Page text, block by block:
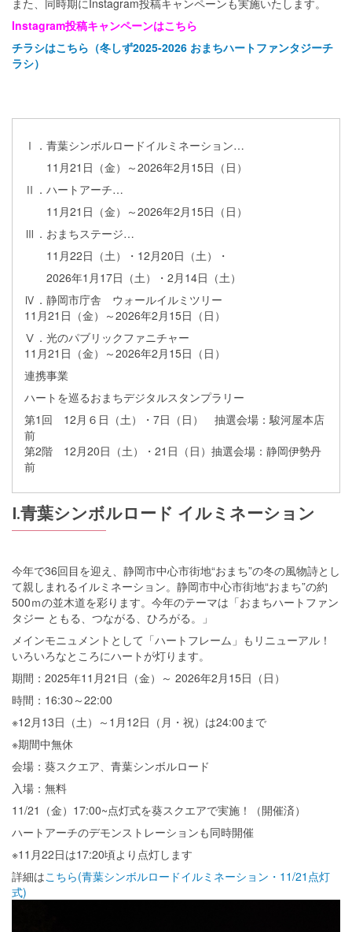
Instagram投稿キャンペーンはこちら
チラシはこちら（冬しず2025-2026 おまちハートファンタジーチ
ラシ）
Ⅰ．青葉シンボルロードイルミネーション…
11月21日（金）～2026年2月15日（日）
Ⅱ．ハートアーチ…
11月21日（金）～2026年2月15日（日）
Ⅲ．おまちステージ…
11月22日（土）・12月20日（土）・
2026年1月17日（土）・2月14日（土）
Ⅳ．静岡市庁舎 ウォールイルミツリー
11月21日（金）～2026年2月15日（日）
Ⅴ．光のパブリックファニチャー
11月21日（金）～2026年2月15日（日）
連携事業
ハートを巡るおまちデジタルスタンプラリー
第1回 12月６日（土）・7日（日） 抽選会場：駿河屋本店
前
第2階 12月20日（土）・21日（日）抽選会場：静岡伊勢丹
前
Ⅰ.青葉シンボルロード イルミネーション
今年で36回目を迎え、静岡市中心市街地“おまち”の冬の風物詩とし
て親しまれるイルミネーション。静岡市中心市街地“おまち”の約
500ｍの並木道を彩ります。今年のテーマは「おまちハートファン
タジー ともる、つながる、ひろがる。」
メインモニュメントとして「ハートフレーム」もリニューアル！
いろいろなところにハートが灯ります。
期間：2025年11月21日（金）～ 2026年2月15日（日）
時間：16:30～22:00
※12月13日（土）～1月12日（月・祝）は24:00まで
※期間中無休
会場：葵スクエア、青葉シンボルロード
入場：無料
11/21（金）17:00~点灯式を葵スクエアで実施！（開催済）
ハートアーチのデモンストレーションも同時開催
※11月22日は17:20頃より点灯します
詳細はこちら(青葉シンボルロードイルミネーション・11/21点灯
式)